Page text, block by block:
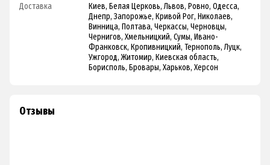
Доставка
Киев, Белая Церковь, Львов, Ровно, Одесса,
Днепр, Запорожье, Кривой Рог, Николаев,
Винница, Полтава, Черкассы, Черновцы,
Чернигов, Хмельницкий, Сумы, Ивано-
Франковск, Кропивницкий, Тернополь, Луцк,
Ужгород, Житомир, Киевская область,
Борисполь, Бровары, Харьков, Херсон
Отзывы